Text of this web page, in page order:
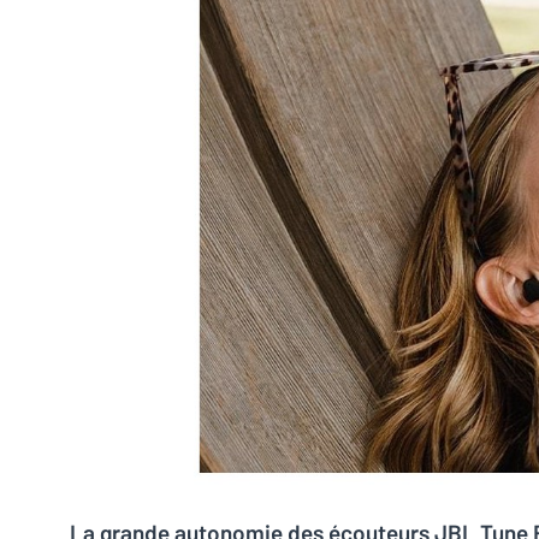
La grande autonomie des écouteurs JBL Tune